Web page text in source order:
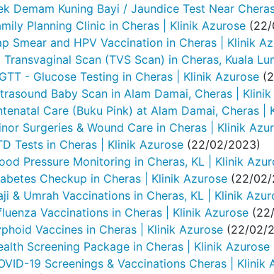
Demam Kuning Bayi / Jaundice Test Near
Planning Clinic in Cheras | Klinik Azurose
Smear and HPV Vaccination in Cheras | Klinik
Transvaginal Scan (TVS Scan) in Cheras, Kuala
- Glucose Testing in Cheras | Klinik Azurose
Baby Scan in Alam Damai, Cheras |
Care (Buku Pink) at Alam Damai, Cheras |
Surgeries & Wound Care in Cheras | Klinik
Tests in Cheras | Klinik Azurose (22/02/2023)
Pressure Monitoring in Cheras, KL | Klinik
Checkup in Cheras | Klinik Azurose (22/02/
& Umrah Vaccinations in Cheras, KL | Klinik
Vaccinations in Cheras | Klinik Azurose
Vaccines in Cheras | Klinik Azurose (22/02/
Screening Package in Cheras | Klinik Azurose
19 Screenings & Vaccinations Cheras | Klinik